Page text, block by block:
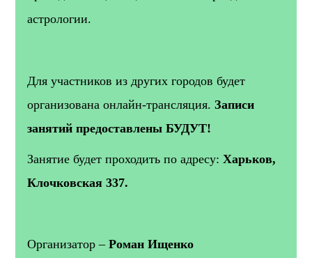
астрологии.
Для участников из других городов будет
организована онлайн-трансляция.Записи
занятий предоставлены БУДУТ!
Занятие будет проходить по адресу:Харьков,
Клочковская 337.
Организатор –Роман Ищенко